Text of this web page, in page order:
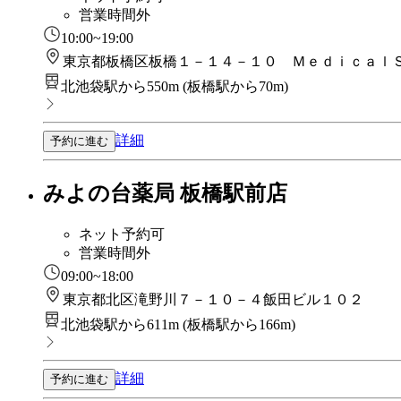
営業時間外
10:00~19:00
東京都板橋区板橋１－１４－１０ Ｍｅｄｉｃａｌ
北池袋駅から550m (板橋駅から70m)
予約に進む 詳細
みよの台薬局 板橋駅前店
ネット予約可
営業時間外
09:00~18:00
東京都北区滝野川７－１０－４飯田ビル１０２
北池袋駅から611m (板橋駅から166m)
予約に進む 詳細